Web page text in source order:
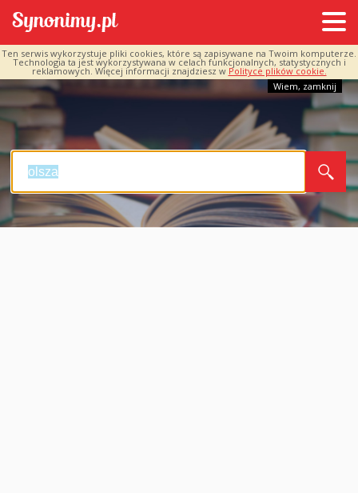
Ten serwis wykorzystuje pliki cookies, które są zapisywane na Twoim komputerze.
Technologia ta jest wykorzystywana w celach funkcjonalnych, statystycznych i
reklamowych. Więcej informacji znajdziesz w Polityce plików cookie.
Wiem, zamknij